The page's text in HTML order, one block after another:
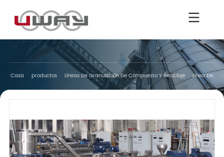
Casa productos Líneas De Granulación De Compuesto Y Reciclaje Línea De